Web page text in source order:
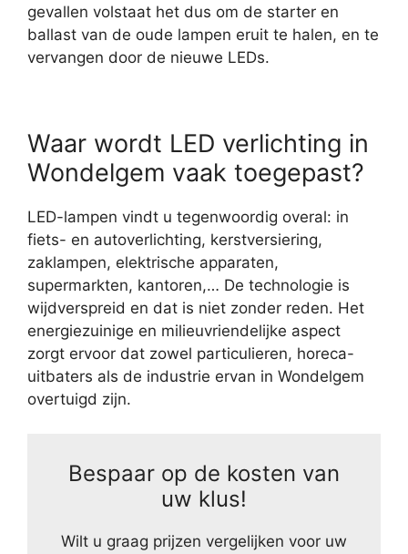
gevallen volstaat het dus om de starter en
ballast van de oude lampen eruit te halen, en te
vervangen door de nieuwe LEDs.
Waar wordt LED verlichting in
Wondelgem vaak toegepast?
LED-lampen vindt u tegenwoordig overal: in
fiets- en autoverlichting, kerstversiering,
zaklampen, elektrische apparaten,
supermarkten, kantoren,… De technologie is
wijdverspreid en dat is niet zonder reden. Het
energiezuinige en milieuvriendelijke aspect
zorgt ervoor dat zowel particulieren, horeca-
uitbaters als de industrie ervan in Wondelgem
overtuigd zijn.
Bespaar op de kosten van
uw klus!
Wilt u graag prijzen vergelijken voor uw